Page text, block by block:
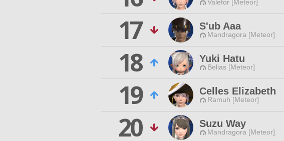
Valefor [Meteor]
17
S'ub Aaa
Mandragora [Meteor]
18
Yuki Hatu
Belias [Meteor]
19
Celles Elizabeth
Ramuh [Meteor]
20
Suzu Way
Mandragora [Meteor]